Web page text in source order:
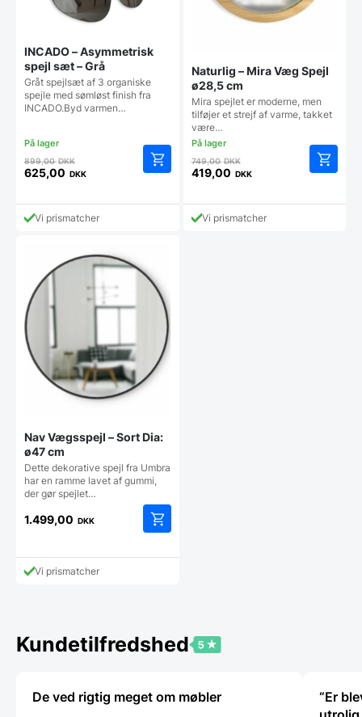
INCADO – Asymmetrisk
spejl sæt – Grå
Gråt spejlsæt af 3 organiske
spejle med sømløst finish fra
INCADO.Byd varmen…
899,00DKKDen
oprindelige
var:
899,00 DKK.
625,00 DKK
aktuelle
prisVi prismatcher
Naturlig – Mira Væg Spejl
ø28,5 cm
Mira spejlet er moderne, men
tilføjer et strejf af varme, takket
være…
749,00DKKDen
oprindelige
var:
749,00 DKK.
419,00 DKK
aktuelle
prisVi prismatcher
Nav Vægsspejl – Sort Dia:
ø47 cm
Dette dekorative spejl fra Umbra
har en ramme lavet af gummi,
der gør spejlet…
1.499,00 DKK
Vi prismatcher
Kundetilfredshed
De ved rigtig meget om møbler
“Er